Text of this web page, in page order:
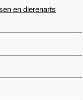
en dierenarts